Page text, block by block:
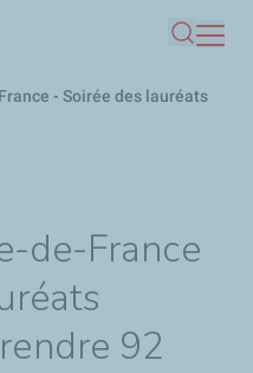
- Soirée des lauréats
de-France
92